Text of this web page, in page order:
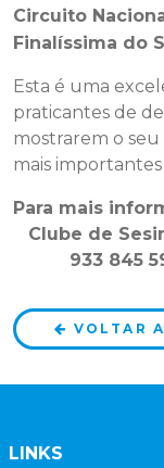
Circuito
Finalíssima do
Esta é uma
praticantes de
mostrarem o
mais
Para mais
Clube de
933 845
VOLTAR
LINKS